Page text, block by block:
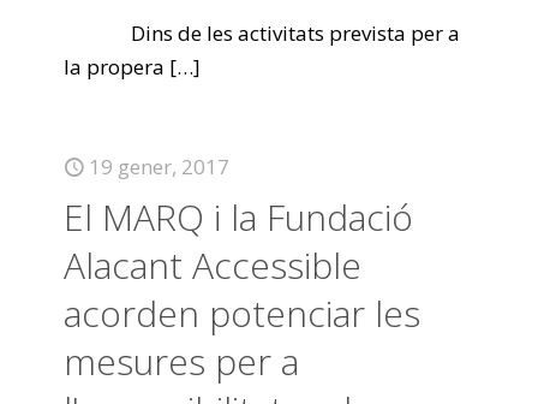
Dins de les activitats prevista per a
la propera […]
19 gener, 2017
El MARQ i la Fundació
Alacant Accessible
acorden potenciar les
mesures per a